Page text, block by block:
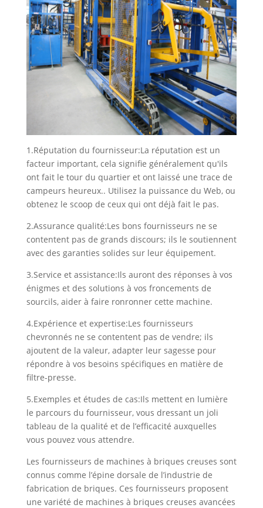
1.Réputation du fournisseur:La réputation est un
facteur important, cela signifie généralement qu'ils
ont fait le tour du quartier et ont laissé une trace de
campeurs heureux.. Utilisez la puissance du Web, ou
obtenez le scoop de ceux qui ont déjà fait le pas.
2.Assurance qualité:Les bons fournisseurs ne se
contentent pas de grands discours; ils le soutiennent
avec des garanties solides sur leur équipement.
3.Service et assistance:Ils auront des réponses à vos
énigmes et des solutions à vos froncements de
sourcils, aider à faire ronronner cette machine.
4.Expérience et expertise:Les fournisseurs
chevronnés ne se contentent pas de vendre; ils
ajoutent de la valeur, adapter leur sagesse pour
répondre à vos besoins spécifiques en matière de
filtre-presse.
5.Exemples et études de cas:Ils mettent en lumière
le parcours du fournisseur, vous dressant un joli
tableau de la qualité et de l’efficacité auxquelles
vous pouvez vous attendre.
Les fournisseurs de machines à briques creuses sont
connus comme l’épine dorsale de l’industrie de
fabrication de briques. Ces fournisseurs proposent
une variété de machines à briques creuses avancées